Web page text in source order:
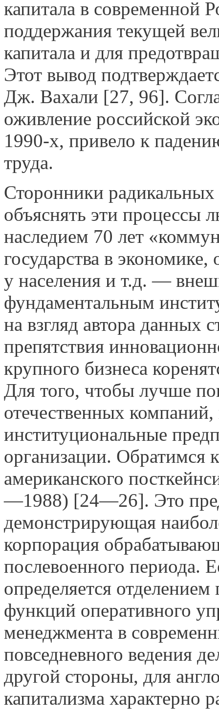
капитала в современной
поддержания текущей
капитала и для
Этот вывод
Дж. Вахали [27, 96].
оживление российской
1990-х, привело к
труда.
Сторонники
объяснять эти
наследием 70 лет
государства в
у населения и т.д. —
фундаментальным
на взгляд автора данных
препятствия
крупного бизнеса
Для того, чтобы лучше
отечественных
институциональные
организации. Обратимся
американского
—1988) [24—26]. Это
демонстрирующая
корпорация
послевоенного периода.
определяется
функций оперативного
менеджмента в
повседневного ведения
другой стороны, для
капитализма характерно